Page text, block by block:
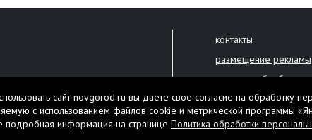
контакты
размещение рекламы
политика обработки
Настоящий ресурс
Нашли ошибку?
сайт novgorod.ru вы даете свое согласие на обработку
с использованием файлов cookie и метрической программы
подробная информация на странице Политика обработки